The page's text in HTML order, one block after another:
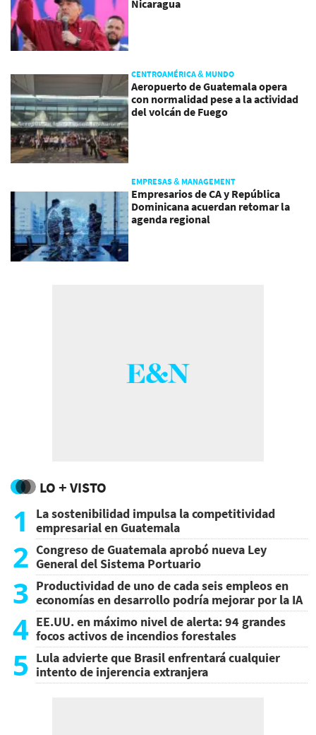
Nicaragua
CENTROAMÉRICA & MUNDO
Aeropuerto de Guatemala opera
con normalidad pese a la actividad
del volcán de Fuego
EMPRESAS & MANAGEMENT
Empresarios de CA y República
Dominicana acuerdan retomar la
agenda regional
LO + VISTO
1
La sostenibilidad impulsa la competitividad
empresarial en Guatemala
2 Congreso de Guatemala aprobó nueva Ley
General del Sistema Portuario
3 Productividad de uno de cada seis empleos en
economías en desarrollo podría mejorar por la IA
4 EE.UU. en máximo nivel de alerta: 94 grandes
focos activos de incendios forestales
5 Lula advierte que Brasil enfrentará cualquier
intento de injerencia extranjera